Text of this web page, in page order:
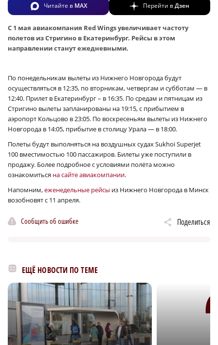
Читайте в MAX Перейти вДзен
С 1 мая авиакомпания Red Wings увеличивает частоту
полетов из Стригино в Екатеринбург. Рейсы в этом
направлении станут ежедневными.
По понедельникам вылеты из Нижнего Новгорода будут
осуществляться в 12:35, по вторникам, четвергам и субботам — в
12:40. Прилет в Екатеринбург – в 16:35. По средам и пятницам из
Стригино вылеты запланированы на 19:15, с прибытием в
аэропорт Кольцово в 23:05. По воскресеньям вылеты из Нижнего
Новгорода в 14:05, прибытие в столицу Урала — в 18:00.
Полеты будут выполняться на воздушных судах Sukhoi Superjet
100 вместимостью 100 пассажиров. Билеты уже поступили в
продажу. Более подробное с условиями полёта можно
ознакомиться на сайте авиакомпании.
Напомним,еженедельные рейсы из Нижнего Новгорода в Минск
возобновят с 11 апреля.
Сообщить об ошибке Поделиться
ЕЩЁ НОВОСТИ ПО ТЕМЕ